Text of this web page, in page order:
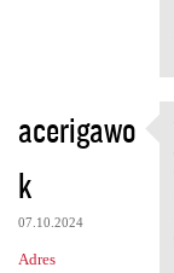
acerigawo
k
07.10.2024
Adres